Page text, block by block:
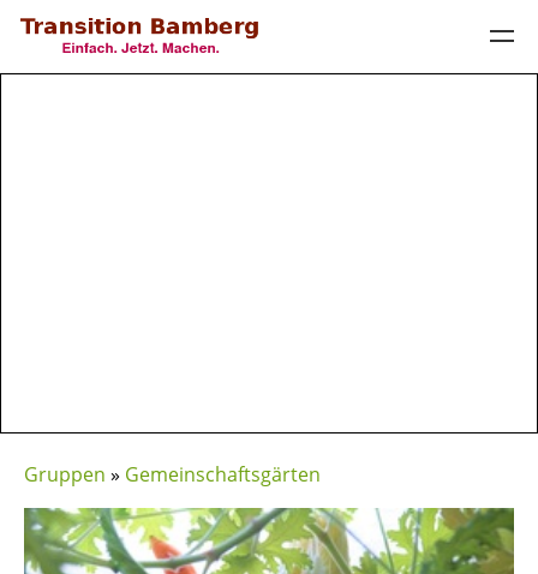
Gruppen » Gemeinschaftsgärten